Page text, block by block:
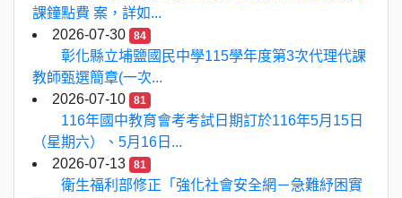
課鐘點費 案，詳如...
2026-07-30
84
彰化縣立埔鹽國民中學115學年度第3次代理代課
教師甄選簡章(一次...
2026-07-10
81
116年國中教育會考考試日期訂於116年5月15日
（星期六）、5月16日...
2026-07-13
81
衛生福利部修正「強化社會安全網－急難紓困實